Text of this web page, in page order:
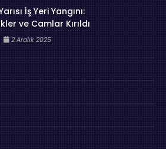
İş Yeri Yangını:
ve Camlar Kırıldı
2 Aralık 2025